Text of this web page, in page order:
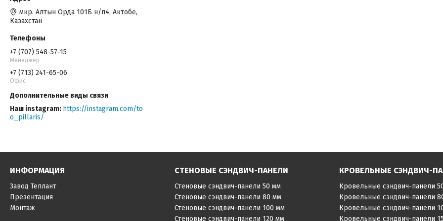
мкр. Алтын Орда 101Б н/п4, Актобе,
Казахстан
+7 (707) 548-57-15
Менеджер
+7 (713) 241-65-06
Офис
Наш instagram https://instagram.com/to
o_pillaris/
ИНФОРМАЦИЯ
Завод Теплант
Презентация
Монтаж
СТЕНОВЫЕ СЭНДВИЧ-ПАНЕЛИ
Стеновые сэндвич-панели 50 мм
Стеновые сэндвич-панели 80 мм
Стеновые сэндвич-панели 100 мм
Стеновые сэндвич-панели 120 мм
КРОВЕЛЬНЫЕ СЭНДВИЧ-
Кровельные сэндвич-панели
Кровельные сэндвич-панели
Кровельные сэндвич-панели
Кровельные сэндвич-панели